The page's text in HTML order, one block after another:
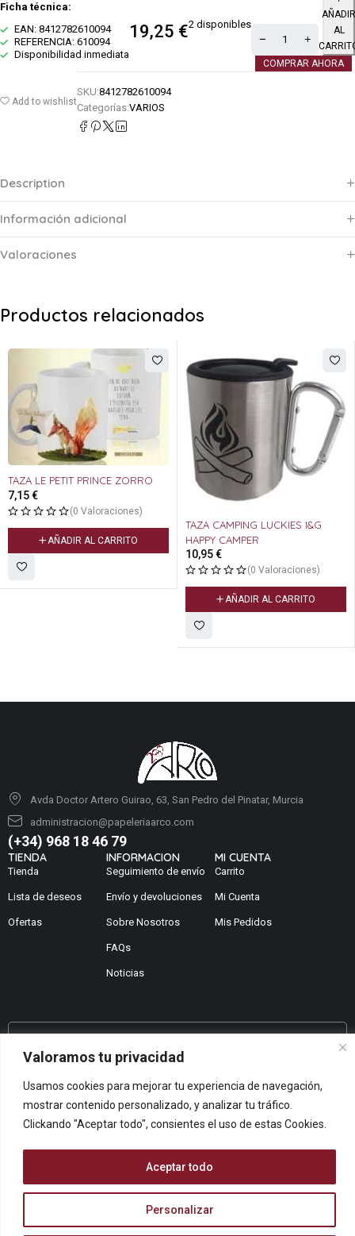
Valoramos tu privacidad
Usamos cookies para mejorar tu experiencia de navegación,
mostrar contenido personalizado, y analizar tu tráfico.
Clickando "Aceptar todo", consientes el uso de estas Cookies.
Personalizar
Aceptar todo
Ficha técnica:
EAN: 8412782610094
REFERENCIA: 610094
Disponibilidad inmediata
19,25 €2 disponibles
AÑADIR
AL
COMPRAR AHORA
Add to wishlist
SKU:8412782610094
Categorías:VARIOS
Description
Información adicional
Valoraciones
Productos relacionados
TAZA LE PETIT PRINCE ZORRO
7,15€
(0 Valoraciones)
AÑADIR AL CARRITO
TAZA CAMPING LUCKIES I&G
HAPPY CAMPER
10,95€
(0 Valoraciones)
AÑADIR AL CARRITO
Avda Doctor Artero Guirao, 63, San Pedro del Pinatar, Murcia
administracion@papeleriaarco.com
(+34) 968 18 46 79
TIENDA
Tienda
Lista de deseos
Ofertas
INFORMACION
Seguimiento de envío
Envío y devoluciones
Sobre Nosotros
FAQs
Noticias
MI CUENTA
Carrito
Mi Cuenta
Mis Pedidos
¿No encuentras lo que buscas?
¿Te podemos ayudar?
Centro De Ayuda
Queremos saber tu opinión
© ARCOPAPEL 2006 S.L. | Todos los derechos reservados